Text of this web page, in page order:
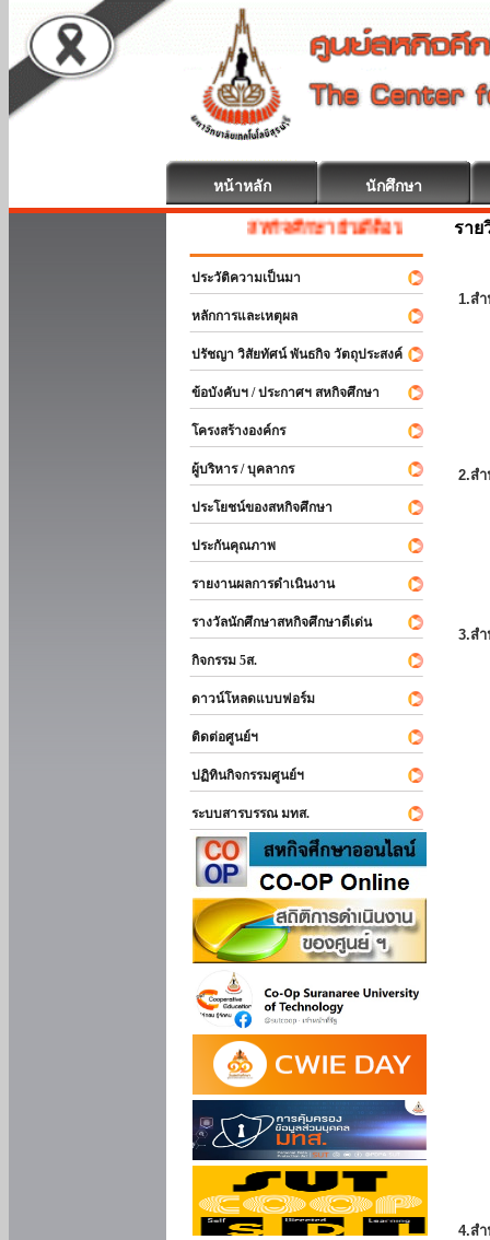
หน้าหลัก นักศึกษา
สหกิจศึกษา ยินดีต้อนรับ
ประวัติความเป็นมา
หลักการและเหตุผล
ปรัชญา วิสัยทัศน์ พันธกิจ วัตถุประสงค์
ข้อบังคับฯ / ประกาศฯ สหกิจศึกษา
โครงสร้างองค์กร
ผู้บริหาร / บุคลากร
ประโยชน์ของสหกิจศึกษา
ประกันคุณภาพ
รายงานผลการดำเนินงาน
รางวัลนักศึกษาสหกิจศึกษาดีเด่น
กิจกรรม 5ส.
ดาวน์โหลดแบบฟอร์ม
ติดต่อศูนย์ฯ
ปฏิทินกิจกรรมศูนย์ฯ
ระบบสารบรรณ มทส.
ราย
1.ส
2.ส
3.ส
4.ส